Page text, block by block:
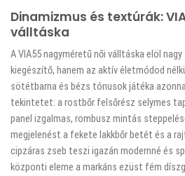
Dinamizmus és textúrák:
válltáska
A VIA55 nagyméretű női válltáska elöl
kiegészítő, hanem az aktív életmódod
sötétbarna és bézs tónusok játéka
tekintetet: a rostbőr felsőrész selymes
panel izgalmas, rombusz mintás
megjelenést a fekete lakkbőr betét és a
cipzáras zseb teszi igazán modernné és
központi eleme a markáns ezüst fém